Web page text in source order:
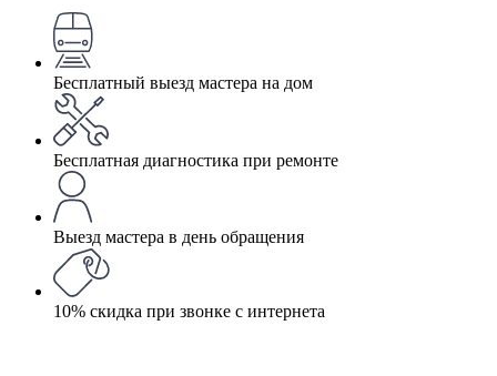
Бесплатный выезд мастера на дом
Бесплатная диагностика при ремонте
Выезд мастера в день обращения
10% скидка при звонке с интернета